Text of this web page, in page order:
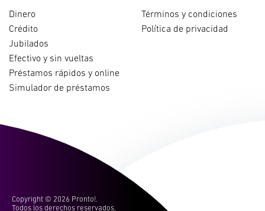
Dinero
Crédito
Jubilados
Efectivo y sin vueltas
Préstamos rápidos y online
Simulador de préstamos
Términos y condiciones
Política de privacidad
Copyright © 2026 Pronto!.
Todos los derechos reservados.